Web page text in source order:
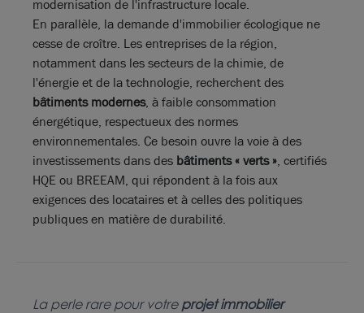
modernisation de l'infrastructure locale.
En parallèle, la demande d'immobilier écologique ne
cesse de croître. Les entreprises de la région,
notamment dans les secteurs de la chimie, de
l'énergie et de la technologie, recherchent des
bâtiments modernes, à faible consommation
énergétique, respectueux des normes
environnementales. Ce besoin ouvre la voie à des
investissements dans des bâtiments « verts », certifiés
HQE ou BREEAM, qui répondent à la fois aux
exigences des locataires et à celles des politiques
publiques en matière de durabilité.
La perle rare pour votreprojet immobilier